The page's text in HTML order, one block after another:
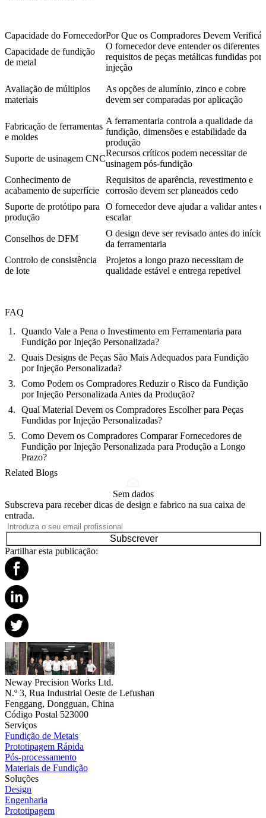
Capacidade do FornecedorPor Que os Compradores Devem
Capacidade de fundição
de metal
O fornecedor deve entender os diferentes
requisitos de peças metálicas fundidas por
injeção
Avaliação de múltiplos
materiais
As opções de alumínio, zinco e cobre
devem ser comparadas por aplicação
Fabricação de ferramentas
e moldes
A ferramentaria controla a qualidade da
fundição, dimensões e estabilidade da
produção
Suporte de usinagem CNC
Recursos críticos podem necessitar de
usinagem pós-fundição
Conhecimento de
acabamento de superfície
Requisitos de aparência, revestimento e
corrosão devem ser planeados cedo
Suporte de protótipo para
produção
O fornecedor deve ajudar a validar antes
escalar
Conselhos de DFM
O design deve ser revisado antes do início
da ferramentaria
Controlo de consistência
de lote
Projetos a longo prazo necessitam de
qualidade estável e entrega repetível
FAQ
Quando Vale a Pena o Investimento em Ferramentaria para
Fundição por Injeção Personalizada?
Quais Designs de Peças São Mais Adequados para Fundição
por Injeção Personalizada?
Como Podem os Compradores Reduzir o Risco da Fundição
por Injeção Personalizada Antes da Produção?
Qual Material Devem os Compradores Escolher para Peças
Fundidas por Injeção Personalizadas?
Como Devem os Compradores Comparar Fornecedores de
Fundição por Injeção Personalizada para Produção a Longo
Prazo?
Related Blogs
Sem dados
Subscreva para receber dicas de design e fabrico na sua caixa de
entrada.
Subscrever
Partilhar esta publicação:
Neway Precision Works Ltd.
N.º 3, Rua Industrial Oeste de Lefushan
Fenggang, Dongguan, China
Código Postal 523000
Serviços
Fundição de Metais
Prototipagem Rápida
Pós-processamento
Materiais de Fundição
Soluções
Design
Engenharia
Prototipagem